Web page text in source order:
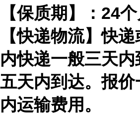
【保质期】：24个
【快递物流】快
内快递一般三天
五天内到达。报价
内运输费用。